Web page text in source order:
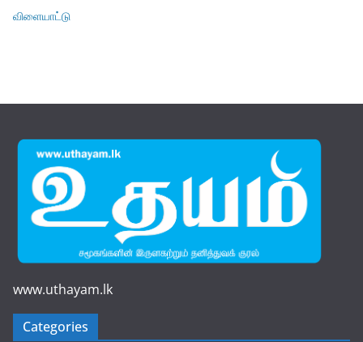
விளையாட்டு
www.uthayam.lk
Categories